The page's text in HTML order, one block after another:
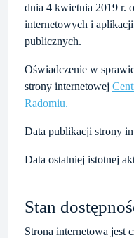
dnia 4 kwietnia 2019 r.
internetowych i
publicznych.
Oświadczenie w
strony internetowej
Radomiu.
Data publikacji strony
Data ostatniej istotnej
Stan
Strona internetowa jest